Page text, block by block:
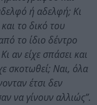
ή αδελφή; Κι
το δικό του
το ίδιο δέντρο
αν είχε σπάσει και
σκοτωθεί; Ναι, όλα
έτσι δεν
να γίνουν αλλιώς”.